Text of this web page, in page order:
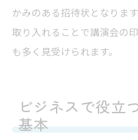
かみのある招待状となりま
取り入れることで講演会の
も多く見受けられます。
ビジネスで役立
基本